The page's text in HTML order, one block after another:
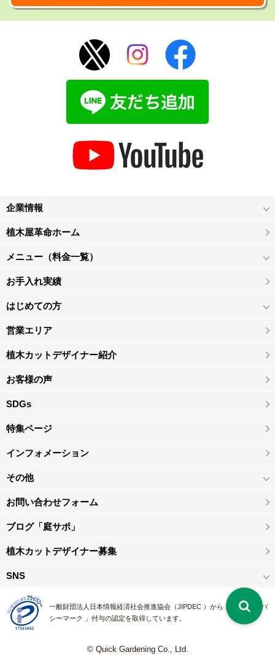
企業情報
植木屋革命ホーム
メニュー（料金一覧）
お手入れ実績
はじめての方
営業エリア
植木カットデザイナー紹介
お客様の声
SDGs
特集ページ
インフォメーション
その他
お問い合わせフォーム
ブログ「庭サポ」
植木カットデザイナー募集
SNS
一般財団法人日本情報経済社会推進協会（JIPDEC ）から 、「 プライバ
シーマーク 」付与の認定を取得しています。
© Quick Gardening Co., Ltd.